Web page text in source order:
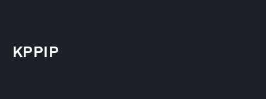
KPPIP